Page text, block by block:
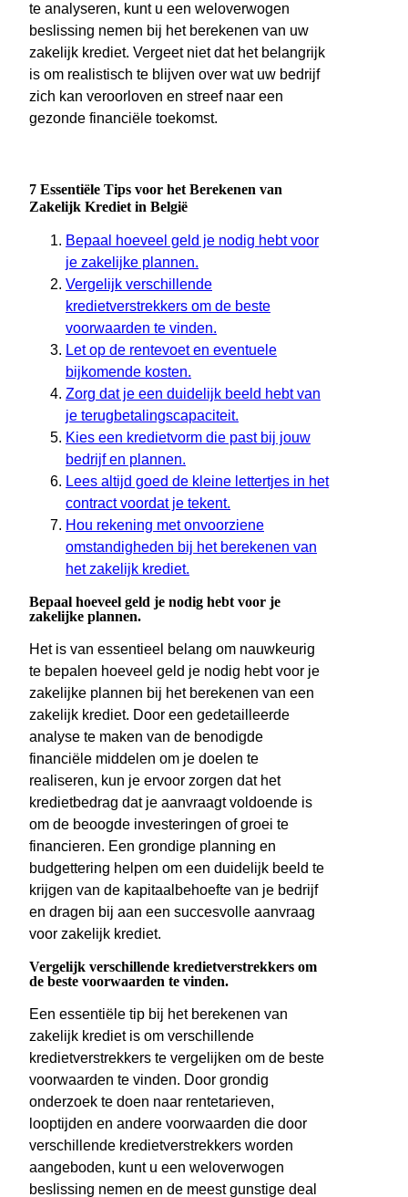
te analyseren, kunt u een weloverwogen
beslissing nemen bij het berekenen van uw
zakelijk krediet. Vergeet niet dat het belangrijk
is om realistisch te blijven over wat uw bedrijf
zich kan veroorloven en streef naar een
gezonde financiële toekomst.
7 Essentiële Tips voor het Berekenen van
Zakelijk Krediet in België
Bepaal hoeveel geld je nodig hebt voor
je zakelijke plannen.
Vergelijk verschillende
kredietverstrekkers om de beste
voorwaarden te vinden.
Let op de rentevoet en eventuele
bijkomende kosten.
Zorg dat je een duidelijk beeld hebt van
je terugbetalingscapaciteit.
Kies een kredietvorm die past bij jouw
bedrijf en plannen.
Lees altijd goed de kleine lettertjes in het
contract voordat je tekent.
Hou rekening met onvoorziene
omstandigheden bij het berekenen van
het zakelijk krediet.
Bepaal hoeveel geld je nodig hebt voor je
zakelijke plannen.
Het is van essentieel belang om nauwkeurig
te bepalen hoeveel geld je nodig hebt voor je
zakelijke plannen bij het berekenen van een
zakelijk krediet. Door een gedetailleerde
analyse te maken van de benodigde
financiële middelen om je doelen te
realiseren, kun je ervoor zorgen dat het
kredietbedrag dat je aanvraagt voldoende is
om de beoogde investeringen of groei te
financieren. Een grondige planning en
budgettering helpen om een duidelijk beeld te
krijgen van de kapitaalbehoefte van je bedrijf
en dragen bij aan een succesvolle aanvraag
voor zakelijk krediet.
Vergelijk verschillende kredietverstrekkers om
de beste voorwaarden te vinden.
Een essentiële tip bij het berekenen van
zakelijk krediet is om verschillende
kredietverstrekkers te vergelijken om de beste
voorwaarden te vinden. Door grondig
onderzoek te doen naar rentetarieven,
looptijden en andere voorwaarden die door
verschillende kredietverstrekkers worden
aangeboden, kunt u een weloverwogen
beslissing nemen en de meest gunstige deal